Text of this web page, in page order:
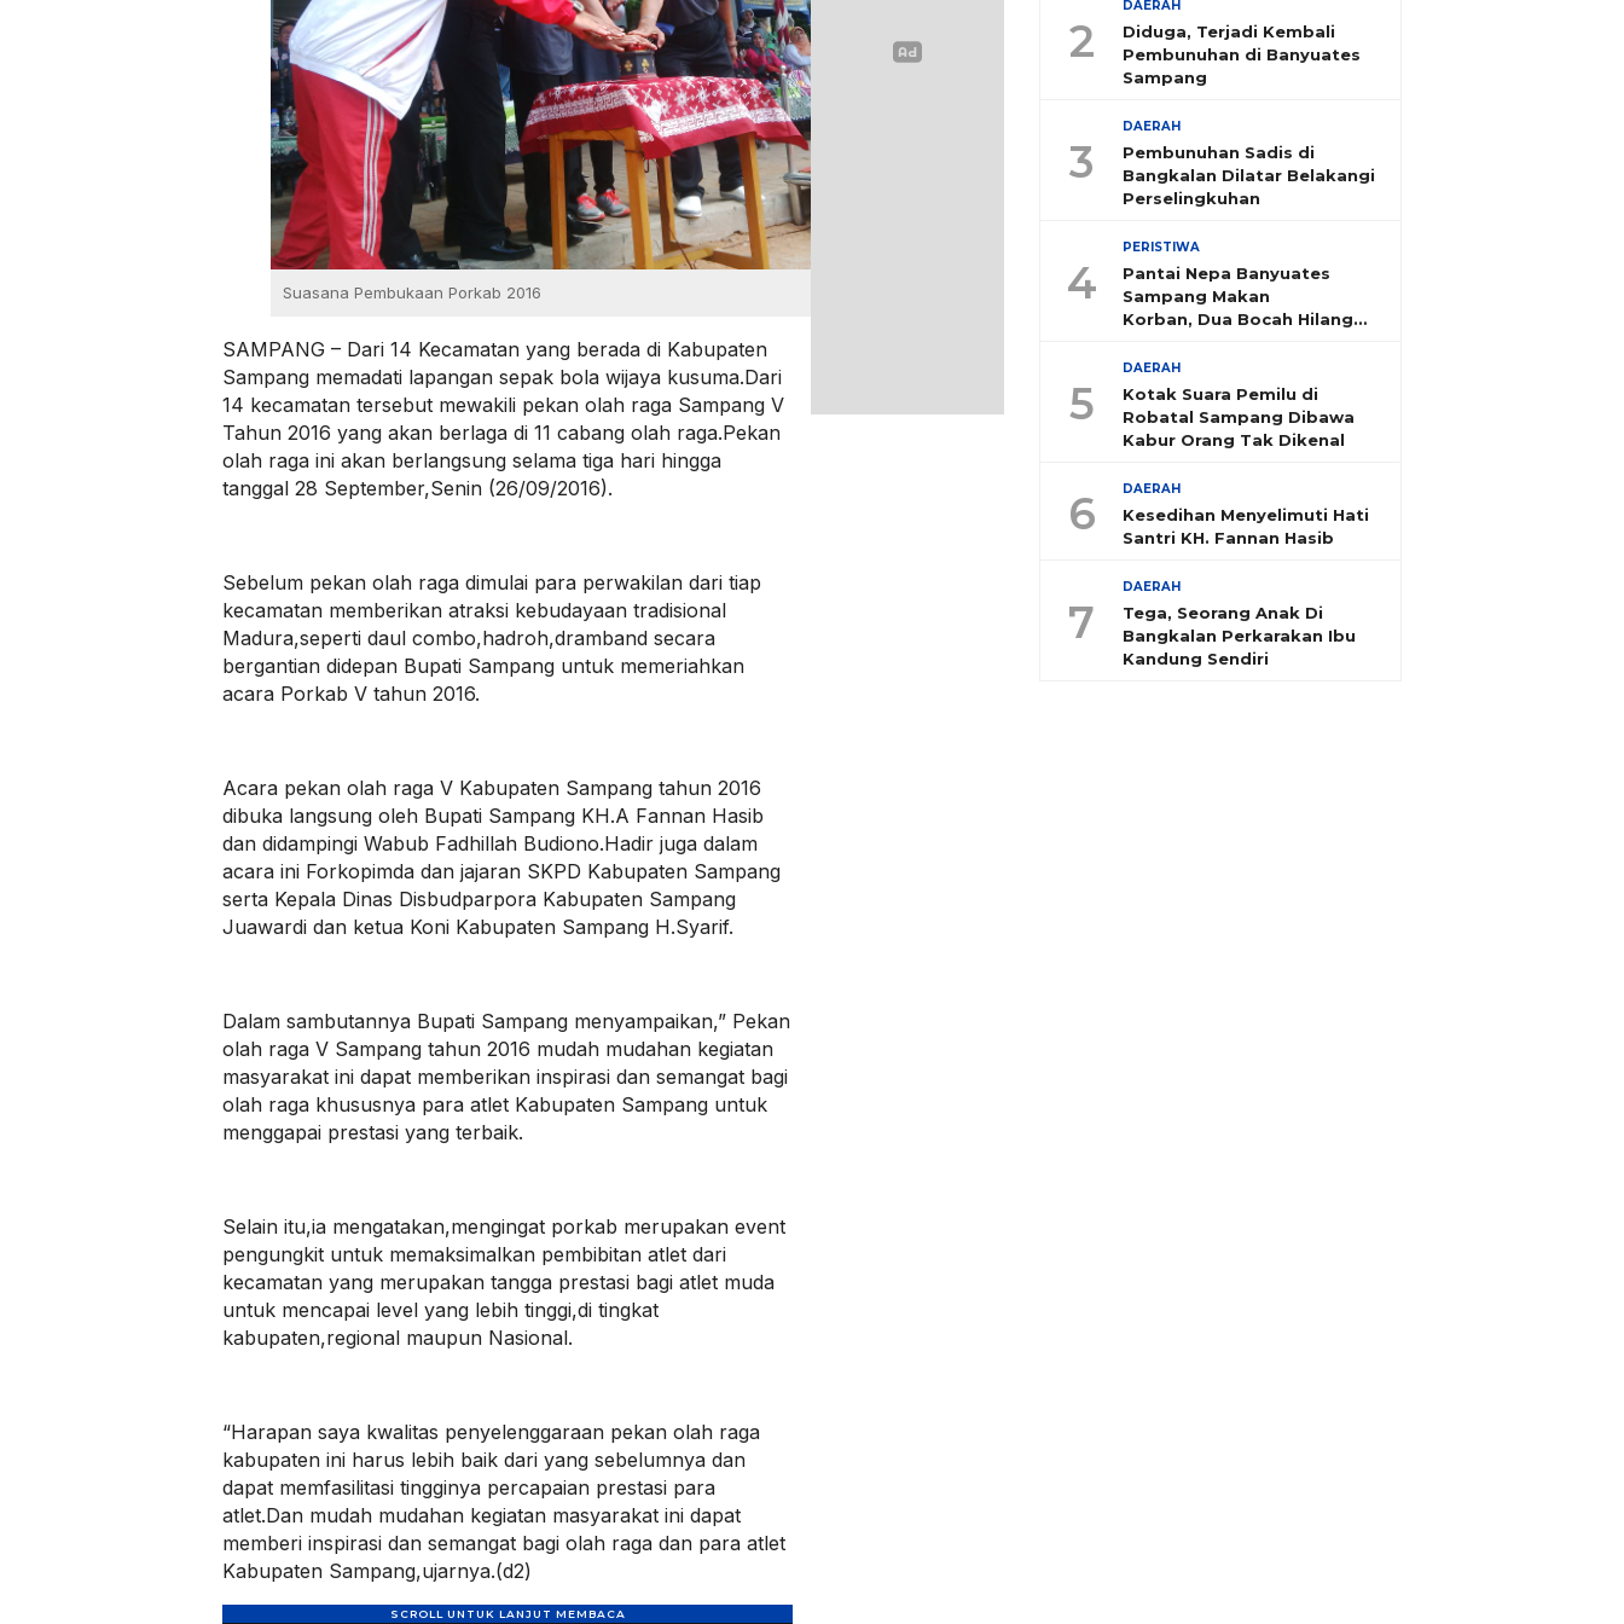
Suasana Pembukaan Porkab 2016
SAMPANG – Dari 14 Kecamatan yang berada di Kabupaten
Sampang memadati lapangan sepak bola wijaya kusuma.Dari
14 kecamatan tersebut mewakili pekan olah raga Sampang V
Tahun 2016 yang akan berlaga di 11 cabang olah raga.Pekan
olah raga ini akan berlangsung selama tiga hari hingga
tanggal 28 September,Senin (26/09/2016).
Sebelum pekan olah raga dimulai para perwakilan dari tiap
kecamatan memberikan atraksi kebudayaan tradisional
Madura,seperti daul combo,hadroh,dramband secara
bergantian didepan Bupati Sampang untuk memeriahkan
acara Porkab V tahun 2016.
Acara pekan olah raga V Kabupaten Sampang tahun 2016
dibuka langsung oleh Bupati Sampang KH.A Fannan Hasib
dan didampingi Wabub Fadhillah Budiono.Hadir juga dalam
acara ini Forkopimda dan jajaran SKPD Kabupaten Sampang
serta Kepala Dinas Disbudparpora Kabupaten Sampang
Juawardi dan ketua Koni Kabupaten Sampang H.Syarif.
Dalam sambutannya Bupati Sampang menyampaikan,” Pekan
olah raga V Sampang tahun 2016 mudah mudahan kegiatan
masyarakat ini dapat memberikan inspirasi dan semangat bagi
olah raga khususnya para atlet Kabupaten Sampang untuk
menggapai prestasi yang terbaik.
Selain itu,ia mengatakan,mengingat porkab merupakan event
pengungkit untuk memaksimalkan pembibitan atlet dari
kecamatan yang merupakan tangga prestasi bagi atlet muda
untuk mencapai level yang lebih tinggi,di tingkat
kabupaten,regional maupun Nasional.
“Harapan saya kwalitas penyelenggaraan pekan olah raga
kabupaten ini harus lebih baik dari yang sebelumnya dan
dapat memfasilitasi tingginya percapaian prestasi para
atlet.Dan mudah mudahan kegiatan masyarakat ini dapat
memberi inspirasi dan semangat bagi olah raga dan para atlet
Kabupaten Sampang,ujarnya.(d2)
2
DAERAH
Diduga, Terjadi Kembali
Pembunuhan di Banyuates
Sampang
3
DAERAH
Pembunuhan Sadis di
Bangkalan Dilatar Belakangi
Perselingkuhan
4
PERISTIWA
Pantai Nepa Banyuates
Sampang Makan
Korban, Dua Bocah Hilang
5
DAERAH
Kotak Suara Pemilu di
Robatal Sampang Dibawa
Kabur Orang Tak Dikenal
6 DAERAH
Kesedihan Menyelimuti Hati
Santri KH. Fannan Hasib
7
DAERAH
Tega, Seorang Anak Di
Bangkalan Perkarakan Ibu
Kandung Sendiri